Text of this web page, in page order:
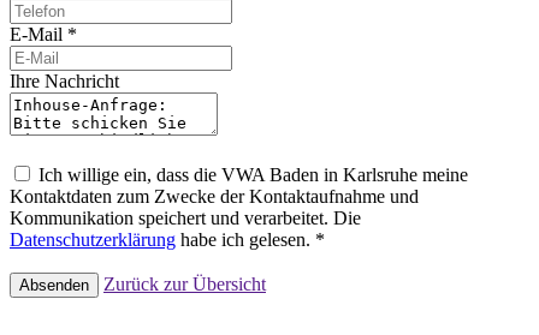
E-Mail *
Ihre Nachricht
Ich willige ein, dass die VWA Baden in Karlsruhe meine
Kontaktdaten zum Zwecke der Kontaktaufnahme und
Kommunikation speichert und verarbeitet. Die
Datenschutzerklärung habe ich gelesen. *
Absenden Zurück zur Übersicht